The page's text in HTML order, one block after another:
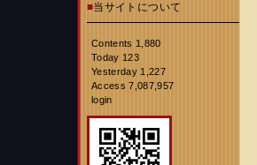
■当サイトについて
Contents 1,880
Today 123
Yesterday 1,227
Access 7,087,957
login